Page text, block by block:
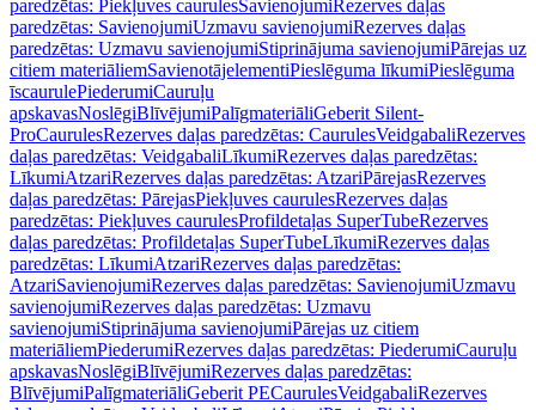
paredzētas: Piekļuves caurulesSavienojumiRezerves daļas
paredzētas: SavienojumiUzmavu savienojumiRezerves daļas
paredzētas: Uzmavu savienojumiStiprinājuma savienojumiPārejas uz
citiem materiāliemSavienotājelementiPieslēguma līkumiPieslēguma
īscaurulePiederumiCauruļu
apskavasNoslēgiBlīvējumiPalīgmateriāliGeberit Silent-
ProCaurulesRezerves daļas paredzētas: CaurulesVeidgabaliRezerves
daļas paredzētas: VeidgabaliLīkumiRezerves daļas paredzētas:
LīkumiAtzariRezerves daļas paredzētas: AtzariPārejasRezerves
daļas paredzētas: PārejasPiekļuves caurulesRezerves daļas
paredzētas: Piekļuves caurulesProfildetaļas SuperTubeRezerves
daļas paredzētas: Profildetaļas SuperTubeLīkumiRezerves daļas
paredzētas: LīkumiAtzariRezerves daļas paredzētas:
AtzariSavienojumiRezerves daļas paredzētas: SavienojumiUzmavu
savienojumiRezerves daļas paredzētas: Uzmavu
savienojumiStiprinājuma savienojumiPārejas uz citiem
materiāliemPiederumiRezerves daļas paredzētas: PiederumiCauruļu
apskavasNoslēgiBlīvējumiRezerves daļas paredzētas:
BlīvējumiPalīgmateriāliGeberit PECaurulesVeidgabaliRezerves